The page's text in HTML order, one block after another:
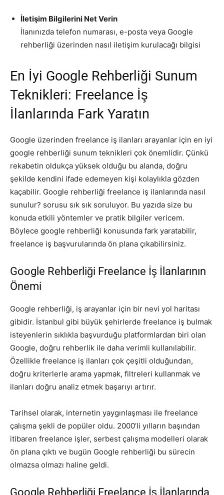
İletişim Bilgilerini Net Verin
İlanınızda telefon numarası, e-posta veya Google
rehberliği üzerinden nasıl iletişim kurulacağı bilgisi
En İyi Google Rehberliği Sunum
Teknikleri: Freelance İş
İlanlarında Fark Yaratın
Google üzerinden freelance iş ilanları arayanlar için en iyi
google rehberliği sunum teknikleri çok önemlidir. Çünkü
rekabetin oldukça yüksek olduğu bu alanda, doğru
şekilde kendini ifade edemeyen kişi kolaylıkla gözden
kaçabilir. Google rehberliği freelance iş ilanlarında nasıl
sunulur? sorusu sık sık soruluyor. Bu yazıda size bu
konuda etkili yöntemler ve pratik bilgiler vericem.
Böylece google rehberliği konusunda fark yaratabilir,
freelance iş başvurularında ön plana çıkabilirsiniz.
Google Rehberliği Freelance İş İlanlarının
Önemi
Google rehberliği, iş arayanlar için bir nevi yol haritası
gibidir. İstanbul gibi büyük şehirlerde freelance iş bulmak
isteyenlerin sıklıkla başvurduğu platformlardan biri olan
Google, doğru rehberlik ile daha verimli kullanılabilir.
Özellikle freelance iş ilanları çok çeşitli olduğundan,
doğru kriterlerle arama yapmak, filtreleri kullanmak ve
ilanları doğru analiz etmek başarıyı artırır.
Tarihsel olarak, internetin yaygınlaşması ile freelance
çalışma şekli de popüler oldu. 2000’li yılların başından
itibaren freelance işler, serbest çalışma modelleri olarak
ön plana çıktı ve bugün Google rehberliği bu sürecin
olmazsa olmazı haline geldi.
Google Rehberliği Freelance İş İlanlarında